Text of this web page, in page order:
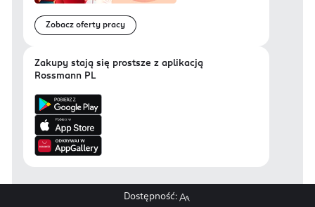
Zobacz oferty pracy
Zakupy stają się prostsze z aplikacją
Rossmann PL
Dostępność: